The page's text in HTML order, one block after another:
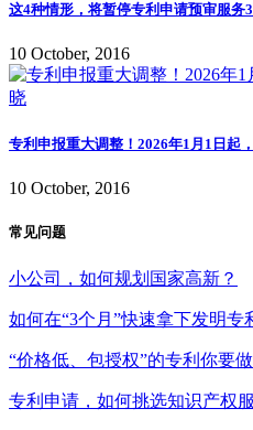
这4种情形，将暂停专利申请预审服务3
10 October, 2016
专利申报重大调整！2026年1月1日起
10 October, 2016
常见问题
小公司，如何规划国家高新？
如何在“3个月”快速拿下发明专
“价格低、包授权”的专利你要
专利申请，如何挑选知识产权